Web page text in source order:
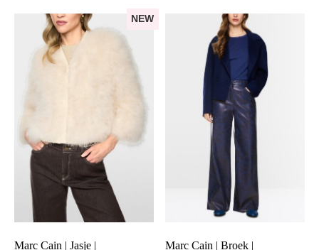
NEW
Marc Cain | Jasje |
Marc Cain | Broek |